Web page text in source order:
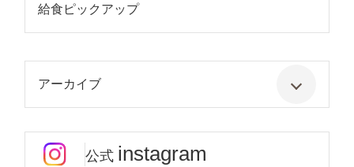
給食ピックアップ
アーカイブ
公式 instagram